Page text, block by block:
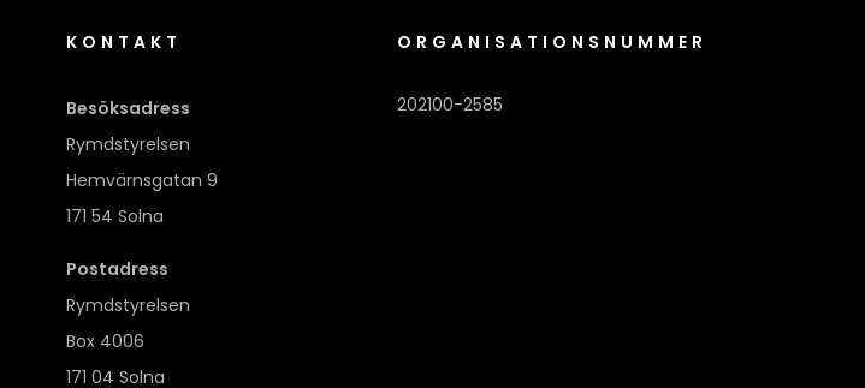
KONTAKT
Besöksadress
Rymdstyrelsen
Hemvärnsgatan 9
171 54 Solna
Postadress
Rymdstyrelsen
Box 4006
171 04 Solna
ORGANISATIONSNUMMER
202100-2585